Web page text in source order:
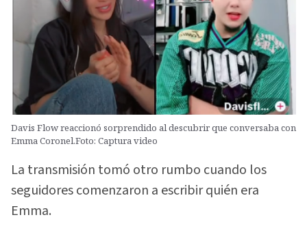
Davis Flow reaccionó sorprendido al descubrir que conversaba con
Emma Coronel.Foto: Captura video
La transmisión tomó otro rumbo cuando los
seguidores comenzaron a escribir quién era
Emma.